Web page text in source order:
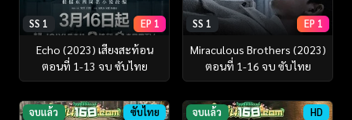
SS 1 EP 1
Echo (2023) เสียงสะท้อน
ตอนที่ 1-13 จบ ซับไทย
SS 1 EP 1
Miraculous Brothers (2023)
ตอนที่ 1-16 จบ ซับไทย
จบแล้ว ซับไทย จบแล้ว HD